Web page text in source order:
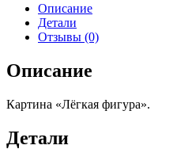
Описание
Детали
Отзывы (0)
Описание
Картина «Лёгкая фигура».
Детали